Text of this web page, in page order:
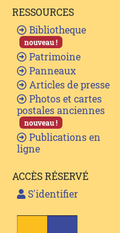
RESSOURCES
Bibliotheque
nouveau !
Patrimoine
Panneaux
Articles de presse
Photos et cartes
postales anciennes
nouveau !
Publications en
ligne
ACCÈS RÉSERVÉ
S'identifier